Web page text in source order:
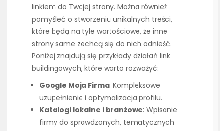
linkiem do Twojej strony. Można również
pomyśleć o stworzeniu unikalnych treści,
które będą na tyle wartościowe, że inne
strony same zechcą się do nich odnieść.
Poniżej znajdują się przykłady działań link
buildingowych, które warto rozważyć:
Google Moja Firma: Kompleksowe
uzupełnienie i optymalizacja profilu.
Katalogi lokalne i branżowe: Wpisanie
firmy do sprawdzonych, tematycznych